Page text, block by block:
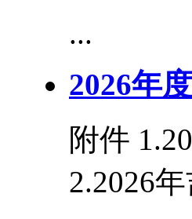
...
2026年
附件
2.2026